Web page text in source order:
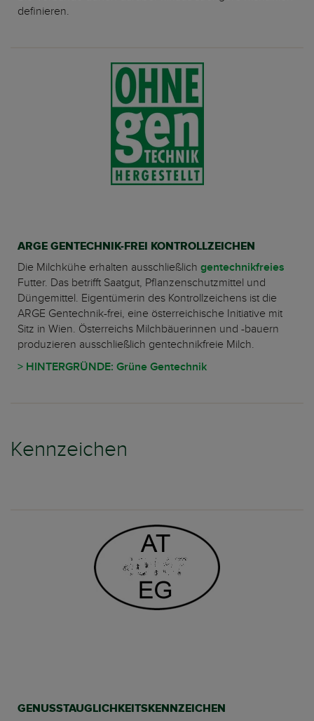
definieren.
ARGE GENTECHNIK-FREI KONTROLLZEICHEN
Die Milchkühe erhalten ausschließlich gentechnikfreies
Futter. Das betrifft Saatgut, Pflanzenschutzmittel und
Düngemittel. Eigentümerin des Kontrollzeichens ist die
ARGE Gentechnik-frei, eine österreichische Initiative mit
Sitz in Wien. Österreichs Milchbäuerinnen und -bauern
produzieren ausschließlich gentechnikfreie Milch.
> HINTERGRÜNDE: Grüne Gentechnik
Kennzeichen
GENUSSTAUGLICHKEITSKENNZEICHEN